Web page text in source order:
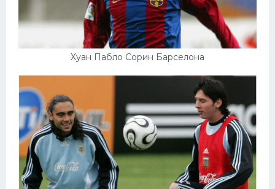
Хуан Пабло Сорин Барселона